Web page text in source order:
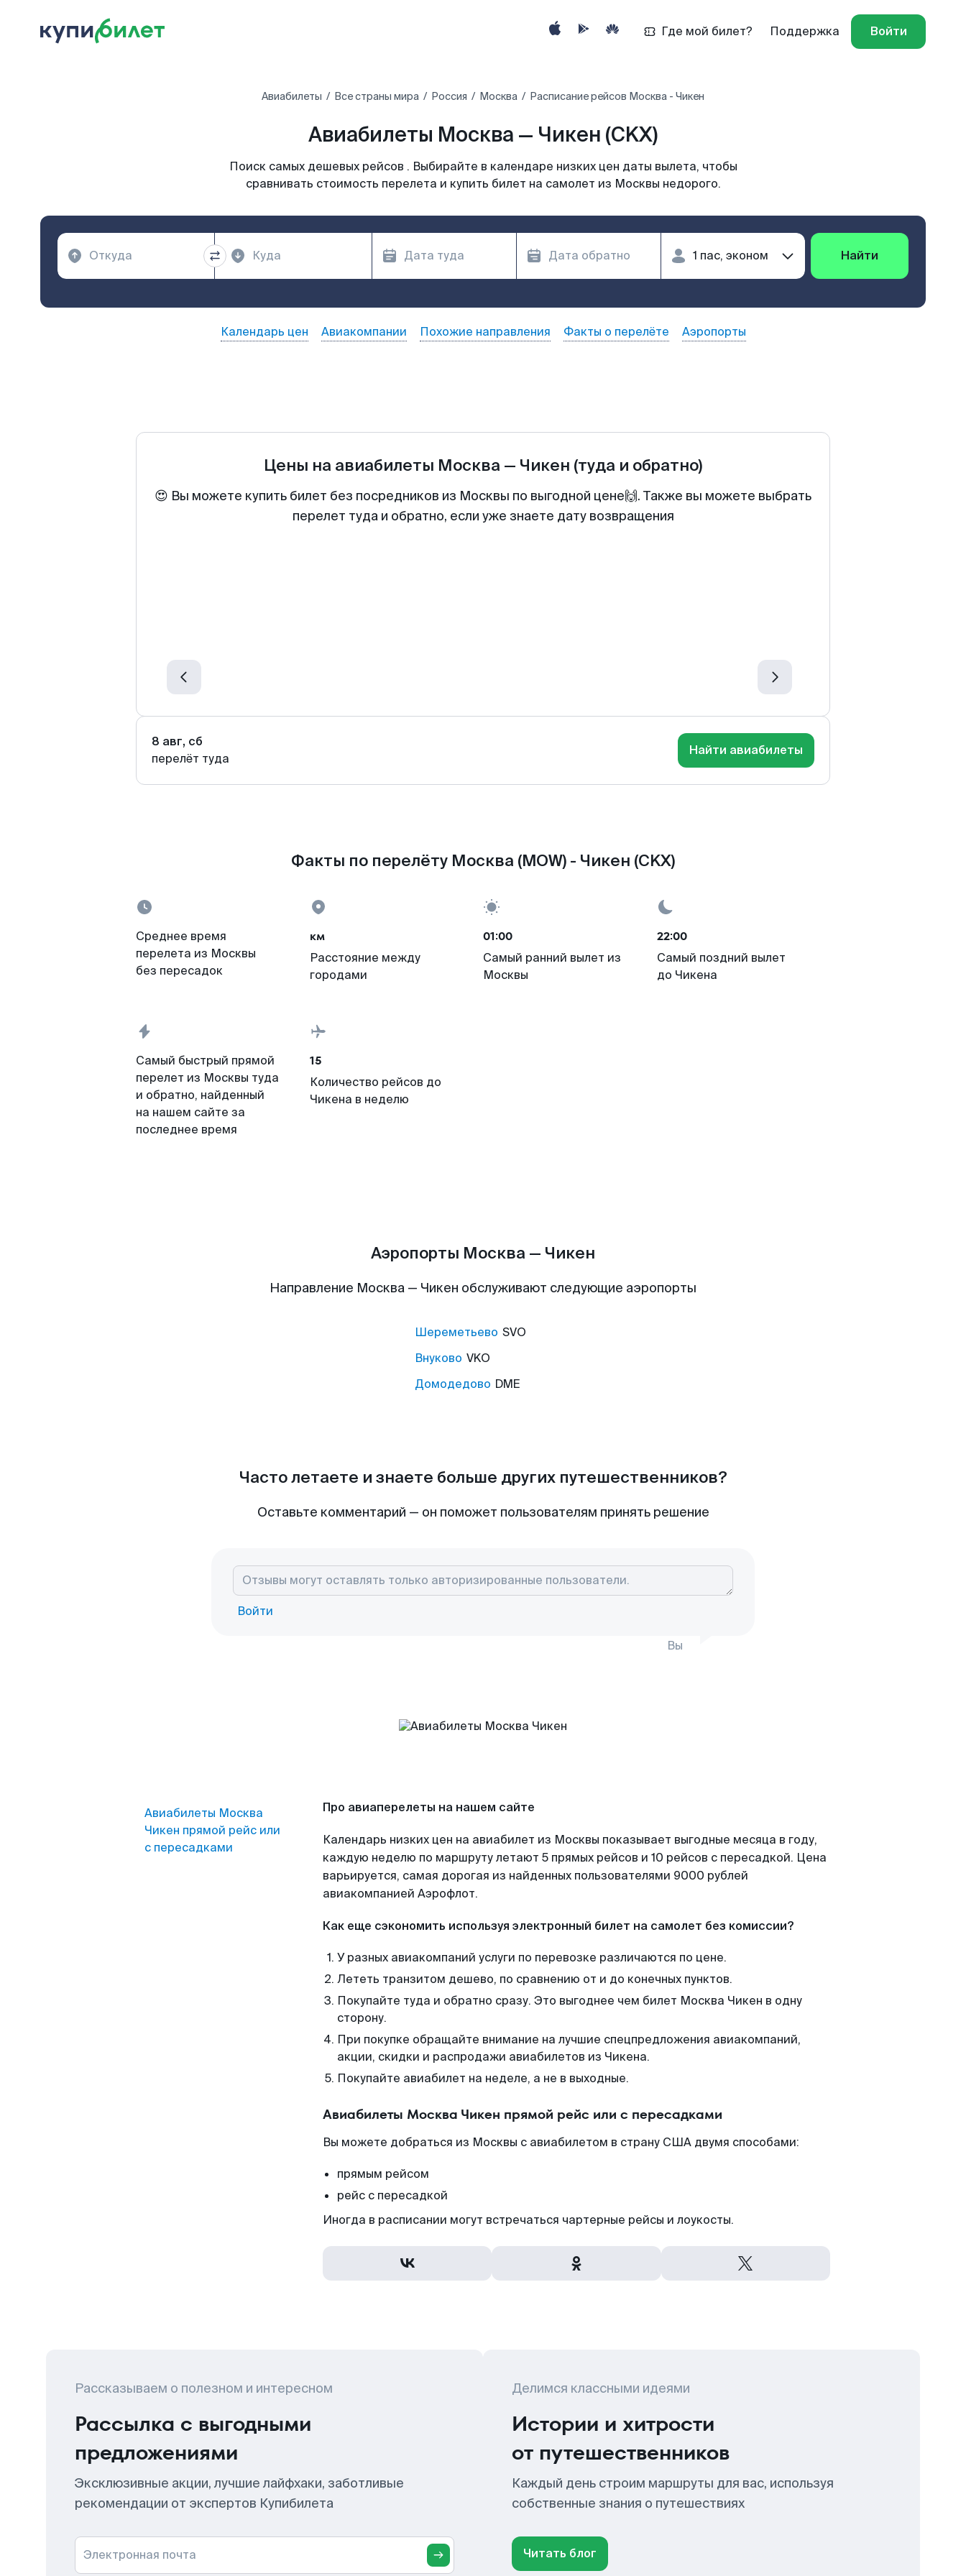
Где мой билет? Поддержка Войти
Авиабилеты Все страны мира Россия Москва Расписание рейсов Москва - Чикен
Авиабилеты Москва — Чикен (CKX)
Поиск самых дешевых рейсов . Выбирайте в календаре низких цен даты вылета, чтобы
сравнивать стоимость перелета и купить билет на самолет из Москвы недорого.
Найти
Календарь цен Авиакомпании Похожие направления Факты о перелёте Аэропорты
Цены на авиабилеты Москва — Чикен (туда и обратно)
😍 Вы можете купить билет без посредников из Москвы по выгодной цене🙌. Также вы можете выбрать
перелет туда и обратно, если уже знаете дату возвращения
8 авг, сб
перелёт туда
Найти авиабилеты
Факты по перелёту Москва (MOW) - Чикен (CKX)
Среднее время
перелета из Москвы
без пересадок
км
Расстояние между
городами
01:00
Самый ранний вылет из
Москвы
22:00
Самый поздний вылет
до Чикена
Самый быстрый прямой
перелет из Москвы туда
и обратно, найденный
на нашем сайте за
последнее время
15
Количество рейсов до
Чикена в неделю
Аэропорты Москва — Чикен
Направление Москва — Чикен обслуживают следующие аэропорты
Шереметьево SVO
Внуково VKO
Домодедово DME
Часто летаете и знаете больше других путешественников?
Оставьте комментарий — он поможет пользователям принять решение
Войти
Вы
Авиабилеты Москва
Чикен прямой рейс или
с пересадками
Про авиаперелеты на нашем сайте
Календарь низких цен на авиабилет из Москвы показывает выгодные месяца в году,
каждую неделю по маршруту летают 5 прямых рейсов и 10 рейсов с пересадкой. Цена
варьируется, самая дорогая из найденных пользователями 9000 рублей
авиакомпанией Аэрофлот.
Как еще сэкономить используя электронный билет на самолет без комиссии?
У разных авиакомпаний услуги по перевозке различаются по цене.
Лететь транзитом дешево, по сравнению от и до конечных пунктов.
Покупайте туда и обратно сразу. Это выгоднее чем билет Москва Чикен в одну
сторону.
При покупке обращайте внимание на лучшие спецпредложения авиакомпаний,
акции, скидки и распродажи авиабилетов из Чикена.
Покупайте авиабилет на неделе, а не в выходные.
Авиабилеты Москва Чикен прямой рейс или с пересадками
Вы можете добраться из Москвы с авиабилетом в страну США двумя способами:
прямым рейсом
рейс с пересадкой
Иногда в расписании могут встречаться чартерные рейсы и лоукосты.
Рассказываем о полезном и интересном
Рассылка с выгодными
предложениями
Эксклюзивные акции, лучшие лайфхаки, заботливые
рекомендации от экспертов Купибилета
Электронная почта
Делимся классными идеями
Истории и хитрости
от путешественников
Каждый день строим маршруты для вас, используя
собственные знания о путешествиях
Читать блог